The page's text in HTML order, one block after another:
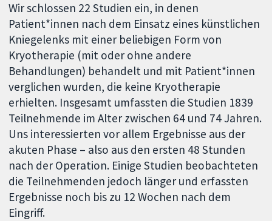
Wir schlossen 22 Studien ein, in denen
Patient*innen nach dem Einsatz eines künstlichen
Kniegelenks mit einer beliebigen Form von
Kryotherapie (mit oder ohne andere
Behandlungen) behandelt und mit Patient*innen
verglichen wurden, die keine Kryotherapie
erhielten. Insgesamt umfassten die Studien 1839
Teilnehmende im Alter zwischen 64 und 74 Jahren.
Uns interessierten vor allem Ergebnisse aus der
akuten Phase – also aus den ersten 48 Stunden
nach der Operation. Einige Studien beobachteten
die Teilnehmenden jedoch länger und erfassten
Ergebnisse noch bis zu 12 Wochen nach dem
Eingriff.